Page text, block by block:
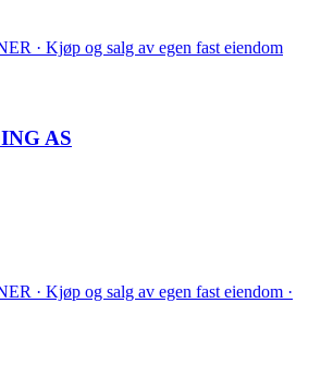
· Kjøp og salg av egen fast eiendom
AS
· Kjøp og salg av egen fast eiendom ·